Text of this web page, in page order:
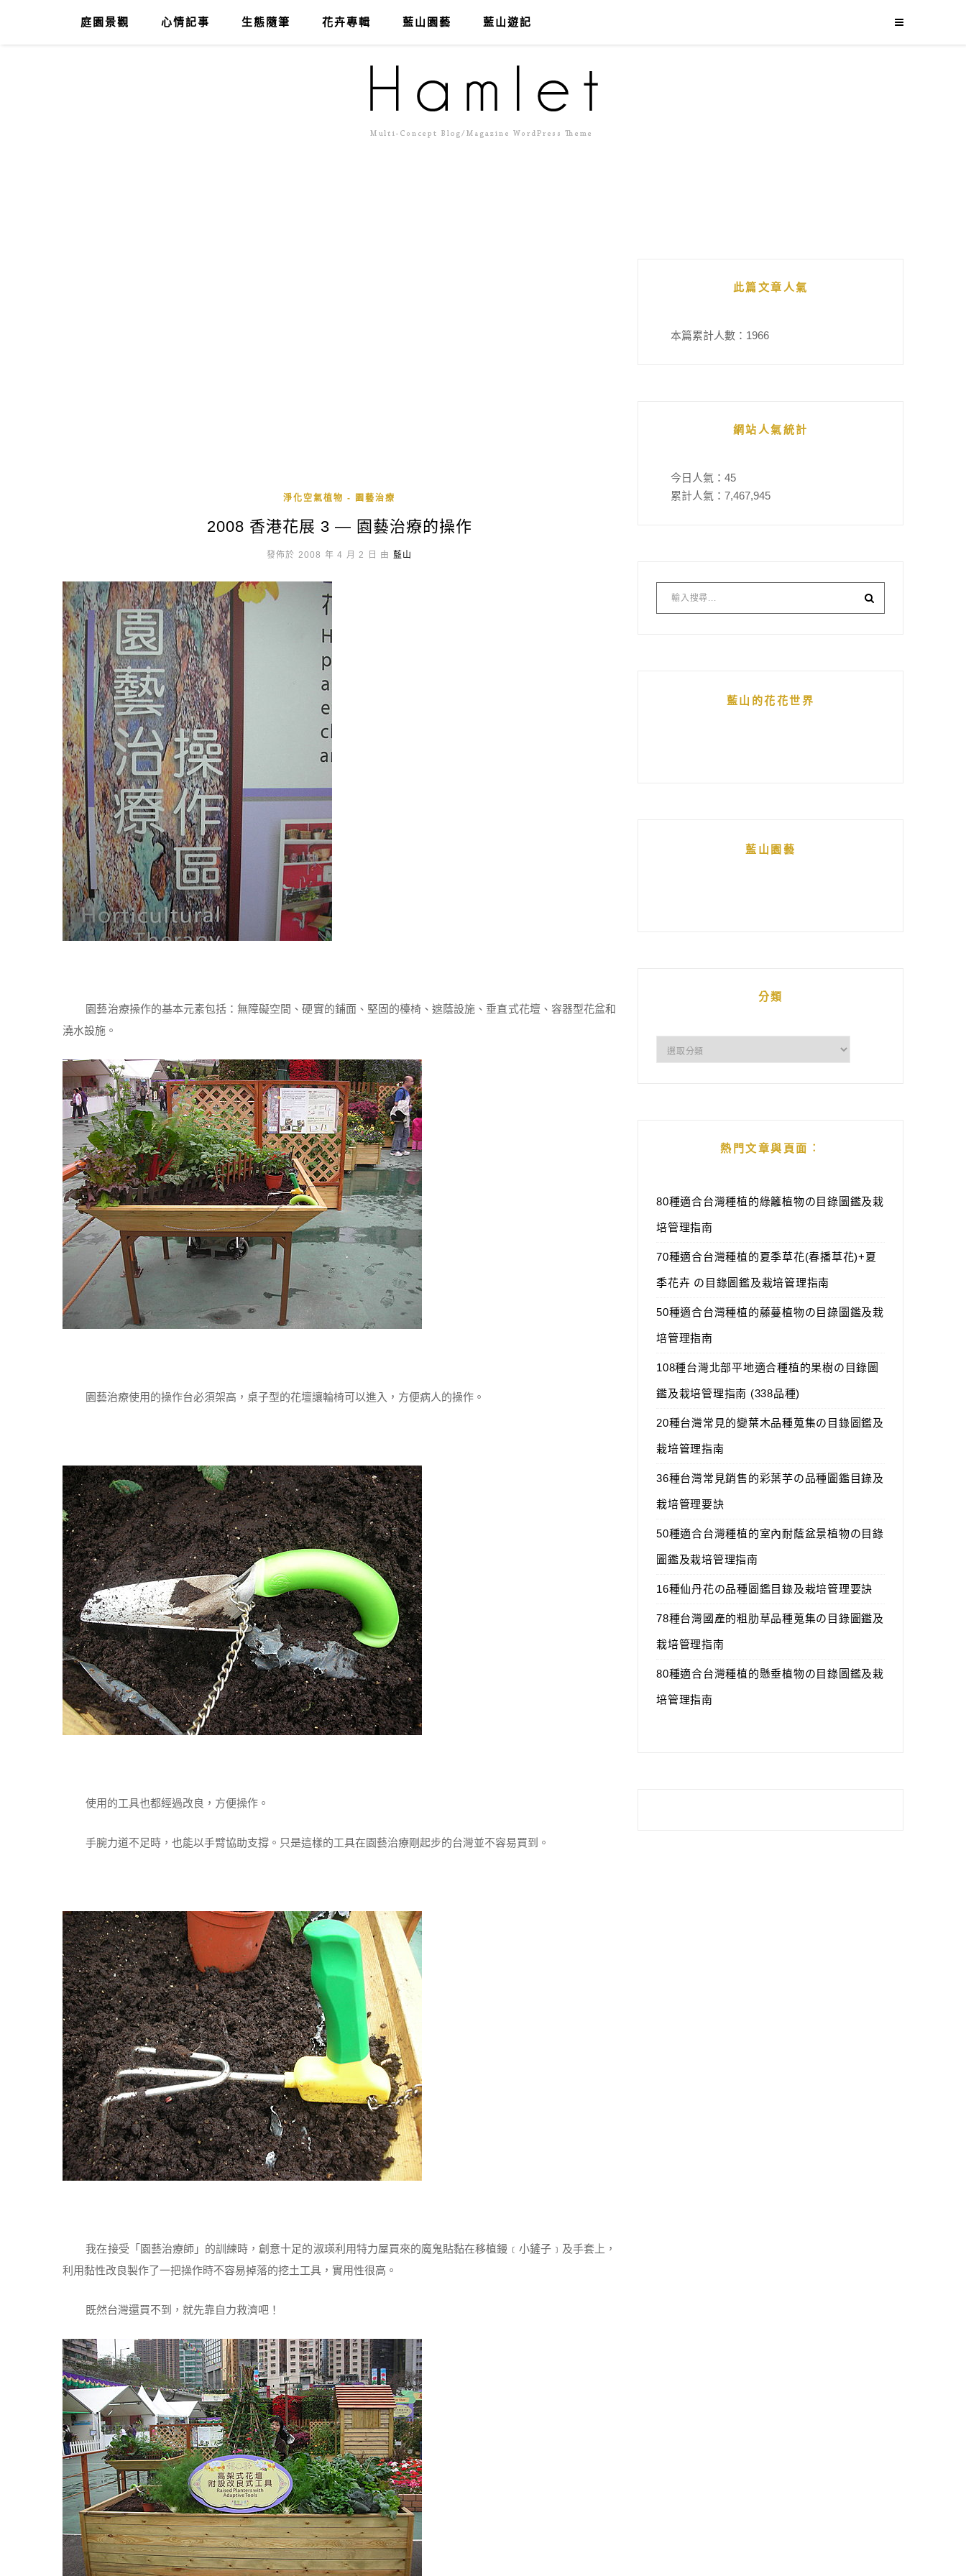
庭園景觀 心情記事 生態隨筆 花卉專輯 藍山園藝 藍山遊記
淨化空氣植物 - 園藝治療
2008 香港花展 3 — 園藝治療的操作
發佈於 2008 年 4 月 2 日 由 藍山
園藝治療操作的基本元素包括：無障礙空間、硬實的鋪面、堅固的檯椅、遮蔭設施、垂直式花壇、容器型花盆和
澆水設施。
園藝治療使用的操作台必須架高，桌子型的花壇讓輪椅可以進入，方便病人的操作。
使用的工具也都經過改良，方便操作。
手腕力道不足時，也能以手臂協助支撐。只是這樣的工具在園藝治療剛起步的台灣並不容易買到。
我在接受「園藝治療師」的訓練時，創意十足的淑瑛利用特力屋買來的魔鬼貼黏在移植鏝﹝小鏟子﹞及手套上，
利用黏性改良製作了一把操作時不容易掉落的挖土工具，實用性很高。
既然台灣還買不到，就先靠自力救濟吧！
此篇文章人氣
本篇累計人數： 1966
網站人氣統計
今日人氣： 45
累計人氣： 7,467,945
藍山的花花世界
藍山園藝
分類
熱門文章與頁面︰
80種適合台灣種植的綠籬植物の目錄圖鑑及栽
培管理指南
70種適合台灣種植的夏季草花(春播草花)+夏
季花卉 の目錄圖鑑及栽培管理指南
50種適合台灣種植的藤蔓植物の目錄圖鑑及栽
培管理指南
108種台灣北部平地適合種植的果樹の目錄圖
鑑及栽培管理指南 (338品種)
20種台灣常見的變葉木品種蒐集の目錄圖鑑及
栽培管理指南
36種台灣常見銷售的彩葉芋の品種圖鑑目錄及
栽培管理要訣
50種適合台灣種植的室內耐蔭盆景植物の目錄
圖鑑及栽培管理指南
16種仙丹花の品種圖鑑目錄及栽培管理要訣
78種台灣國產的粗肋草品種蒐集の目錄圖鑑及
栽培管理指南
80種適合台灣種植的懸垂植物の目錄圖鑑及栽
培管理指南